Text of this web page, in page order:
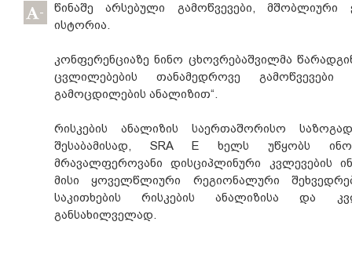
-
წინაშე არსებული გამოწვევები, მშობლიური
ისტორია.
კონფერენციაზე ნინო ცხოვრებაშვილმა
ცვლილებების თანამედროვე
გამოცდილების ანალიზით“.
რისკების ანალიზის საერთაშორისო
შესაბამისად, SRA E ხელს უწყობს
მრავალფეროვანი დისციპლინური კვლევების
მისი ყოველწლიური რეგიონალური
საკითხების რისკების ანალიზისა და
განსახილველად.